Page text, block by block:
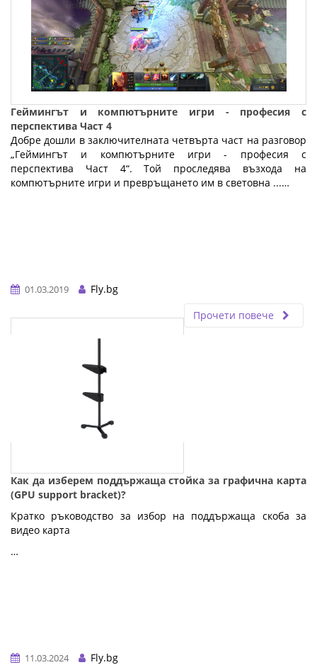
Геймингът и компютърните игри - професия с
перспектива Част 4
Добре дошли в заключителната четвърта част на разговор
„Геймингът и компютърните игри - професия с
перспектива Част 4“. Той проследява възхода на
компютърните игри и превръщането им в световна ...…
01.03.2019
Fly.bg
Прочети повече
Как да изберем поддържаща стойка за графична карта
(GPU support bracket)?
Кратко ръководство за избор на поддържаща скоба за
видео карта
…
11.03.2024
Fly.bg